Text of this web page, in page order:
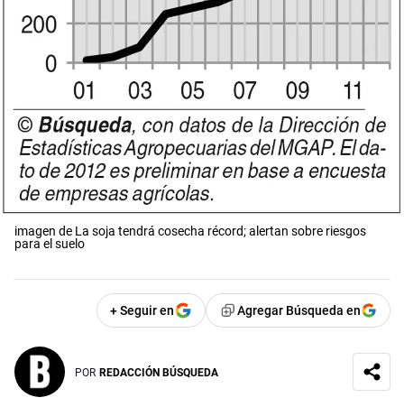
imagen de La soja tendrá cosecha récord; alertan sobre riesgos
para el suelo
+ Seguir en Agregar Búsqueda en
POR REDACCIÓN BÚSQUEDA